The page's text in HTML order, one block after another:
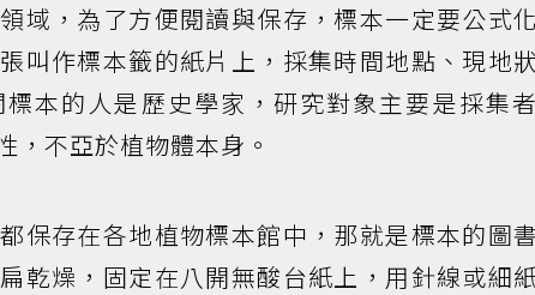
域，為了方便閱讀與保存，標本一定要公式
叫作標本籤的紙片上，採集時間地點、現地
本的人是歷史學家，研究對象主要是採集
，不亞於植物體本身。
保存在各地植物標本館中，那就是標本的圖
乾燥，固定在八開無酸台紙上，用針線或細